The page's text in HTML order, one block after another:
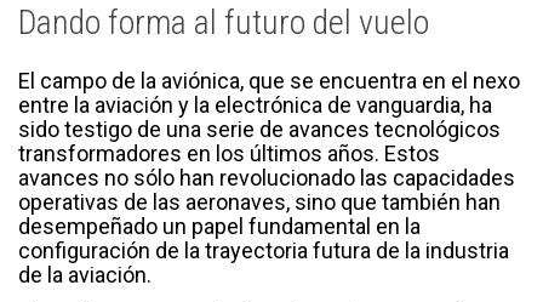
Dando forma al futuro del vuelo
El campo de la aviónica, que se encuentra en el nexo
entre la aviación y la electrónica de vanguardia, ha
sido testigo de una serie de avances tecnológicos
transformadores en los últimos años. Estos
avances no sólo han revolucionado las capacidades
operativas de las aeronaves, sino que también han
desempeñado un papel fundamental en la
configuración de la trayectoria futura de la industria
de la aviación.